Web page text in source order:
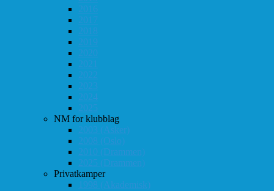
2016
2017
2018
2019
2020
2021
2022
2023
2024
2025
NM for klubblag
2003 (Asker)
2008 (Oslo)
2010 (Drammen)
2025 (Drammen)
Privatkamper
1998 (Akademisk)